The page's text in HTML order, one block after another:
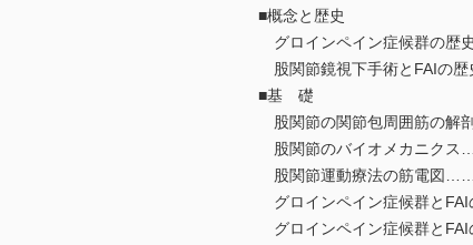
■概念と歴史
グロインペイン症候群の
股関節鏡視下手術とFAI
■基 礎
股関節の関節包周囲筋の
股関節のバイオメカニク
股関節運動療法の筋電図
グロインペイン症候群と
グロインペイン症候群と